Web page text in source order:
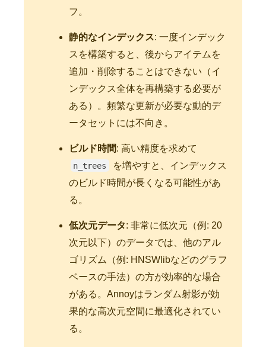
フ。
静的なインデックス: 一度インデック
スを構築すると、後からアイテムを
追加・削除することはできない（イ
ンデックス全体を再構築する必要が
ある）。頻繁な更新が必要な動的デ
ータセットには不向き。
ビルド時間: 高い精度を求めて
n_trees
を増やすと、インデックス
のビルド時間が長くなる可能性があ
る。
低次元データ: 非常に低次元（例: 20
次元以下）のデータでは、他のアル
ゴリズム（例: HNSWlibなどのグラフ
ベースの手法）の方が効率的な場合
がある。Annoyはランダム射影が効
果的な高次元空間に最適化されてい
る。